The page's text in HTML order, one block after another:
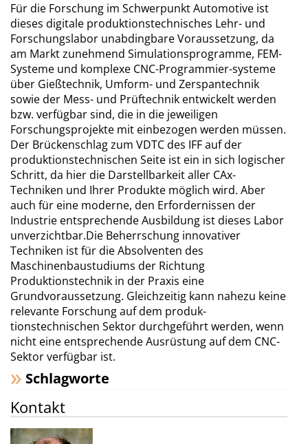
Für die Forschung im Schwerpunkt Automotive ist
dieses digitale produktions­tech­nisches Lehr- und
Forschungslabor unabdingbare Voraussetzung, da
am Markt zuneh­mend Simulationsprogramme, FEM-
Systeme und komplexe CNC-Programmier-systeme
über Gießtechnik, Umform- und Zerspantechnik
sowie der Mess- und Prüftechnik entwickelt werden
bzw. verfügbar sind, die in die jeweiligen
Forschungsprojekte mit einbezogen werden müssen.
Der Brückenschlag zum VDTC des IFF auf der
produktions­technischen Seite ist ein in sich logischer
Schritt, da hier die Darstellbarkeit aller CAx-
Techniken und Ihrer Produkte möglich wird. Aber
auch für eine moderne, den Erfordernissen der
Industrie entsprechende Ausbildung ist dieses Labor
unverzichtbar.Die Beherrschung innovativer
Techniken ist für die Absol­venten des
Maschinenbaustudiums der Richtung
Produktionstechnik in der Praxis eine
Grundvoraussetzung. Gleichzeitig kann nahezu keine
relevante Forschung auf dem produk­
tionstechnischen Sektor durchgeführt werden, wenn
nicht eine entsprechende Ausrüstung auf dem CNC-
Sektor verfügbar ist.
Schlagworte
Kontakt